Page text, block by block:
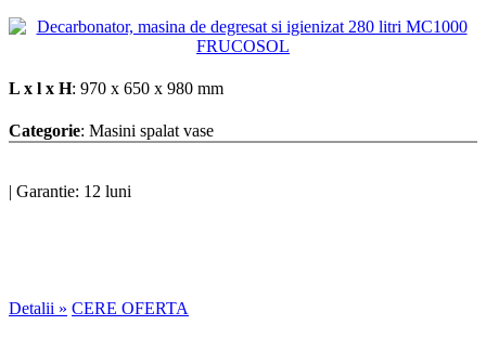
L x l x H: 970 x 650 x 980 mm
Categorie: Masini spalat vase
| Garantie: 12 luni
Detalii » CERE OFERTA